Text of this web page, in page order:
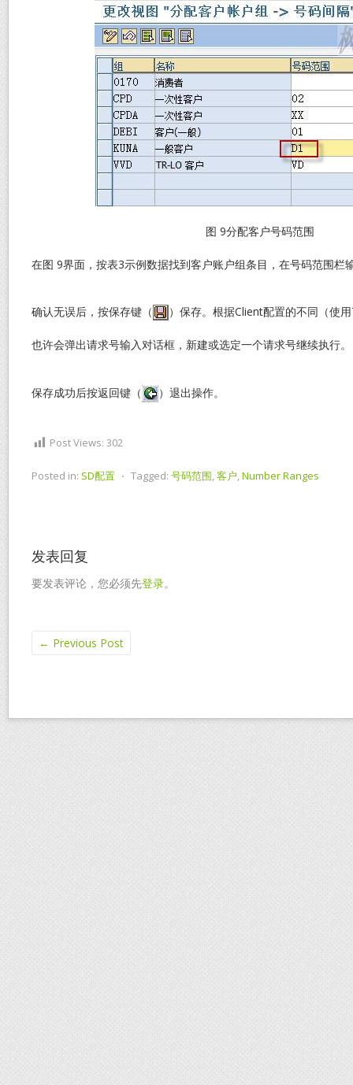
图 9分配客户号码范围
在图 9界面，按表3示例数据找到客户账户组条目，在号码范围栏
确认无误后，按保存键（ ）保存。根据Client配置的不同（使
也许会弹出请求号输入对话框，新建或选定一个请求号继续执行。
保存成功后按返回键（ ）退出操作。
Post Views: 302
Posted in: SD配置 ⋅ Tagged: 号码范围,客户,Number Ranges
发表回复
要发表评论，您必须先登录。
← Previous Post